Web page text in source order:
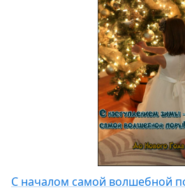
С началом самой волшебной